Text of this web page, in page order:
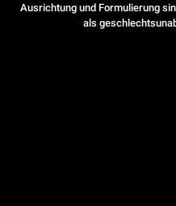
Ausrichtung und Formulierung
als